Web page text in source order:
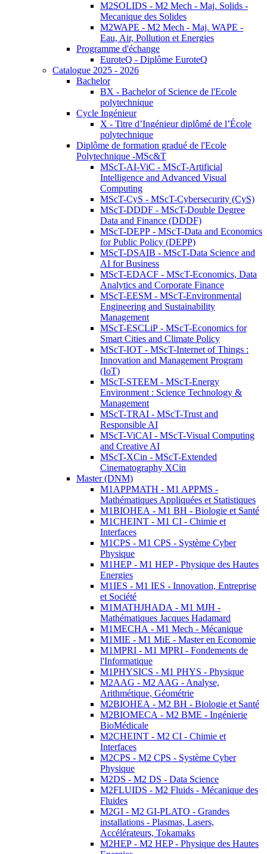
M2SOLIDS - M2 Mech - Maj. Solids -
Mecanique des Solides
M2WAPE - M2 Mech - Maj. WAPE -
Eau, Air, Pollution et Energies
Programme d'échange
EuroteQ - Diplôme EuroteQ
Catalogue 2025 - 2026
Bachelor
BX - Bachelor of Science de l'Ecole
polytechnique
Cycle Ingénieur
X - Titre d’Ingénieur diplômé de l’École
polytechnique
Diplôme de formation gradué de l'Ecole
Polytechnique -MSc&T
MScT-AI-ViC - MScT-Artificial
Intelligence and Advanced Visual
Computing
MScT-CyS - MScT-Cybersecurity (CyS)
MScT-DDDF - MScT-Double Degree
Data and Finance (DDDF)
MScT-DEPP - MScT-Data and Economics
for Public Policy (DEPP)
MScT-DSAIB - MScT-Data Science and
AI for Business
MScT-EDACF - MScT-Economics, Data
Analytics and Corporate Finance
MScT-EESM - MScT-Environmental
Engineering and Sustainability
Management
MScT-ESCLiP - MScT-Economics for
Smart Cities and Climate Policy
MScT-IOT - MScT-Internet of Things :
Innovation and Management Program
(IoT)
MScT-STEEM - MScT-Energy
Environment : Science Technology &
Management
MScT-TRAI - MScT-Trust and
Responsible AI
MScT-ViCAI - MScT-Visual Computing
and Creative AI
MScT-XCin - MScT-Extended
Cinematography XCin
Master (DNM)
M1APPMATH - M1 APPMS -
Mathématiques Appliquées et Statistiques
M1BIOHEA - M1 BH - Biologie et Santé
M1CHEINT - M1 CI - Chimie et
Interfaces
M1CPS - M1 CPS - Système Cyber
Physique
M1HEP - M1 HEP - Physique des Hautes
Energies
M1IES - M1 IES - Innovation, Entreprise
et Société
M1MATHJHADA - M1 MJH -
Mathématiques Jacques Hadamard
M1MECHA - M1 Mech - Mécanique
M1MIE - M1 MiE - Master en Economie
M1MPRI - M1 MPRI - Fondements de
l'Informatique
M1PHYSICS - M1 PHYS - Physique
M2AAG - M2 AAG - Analyse,
Arithmétique, Géométrie
M2BIOHEA - M2 BH - Biologie et Santé
M2BIOMECA - M2 BME - Ingénierie
BioMédicale
M2CHEINT - M2 CI - Chimie et
Interfaces
M2CPS - M2 CPS - Système Cyber
Physique
M2DS - M2 DS - Data Science
M2FLUIDS - M2 Fluids - Mécanique des
Fluides
M2GI - M2 GI-PLATO - Grandes
installations - Plasmas, Lasers,
Accélérateurs, Tokamaks
M2HEP - M2 HEP - Physique des Hautes